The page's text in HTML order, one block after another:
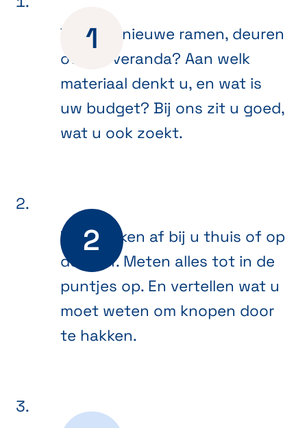
Toe aan nieuwe ramen, deuren
of een veranda? Aan welk
materiaal denkt u, en wat is
uw budget? Bij ons zit u goed,
wat u ook zoekt.
We spreken af bij u thuis of op
de werf. Meten alles tot in de
puntjes op. En vertellen wat u
moet weten om knopen door
te hakken.